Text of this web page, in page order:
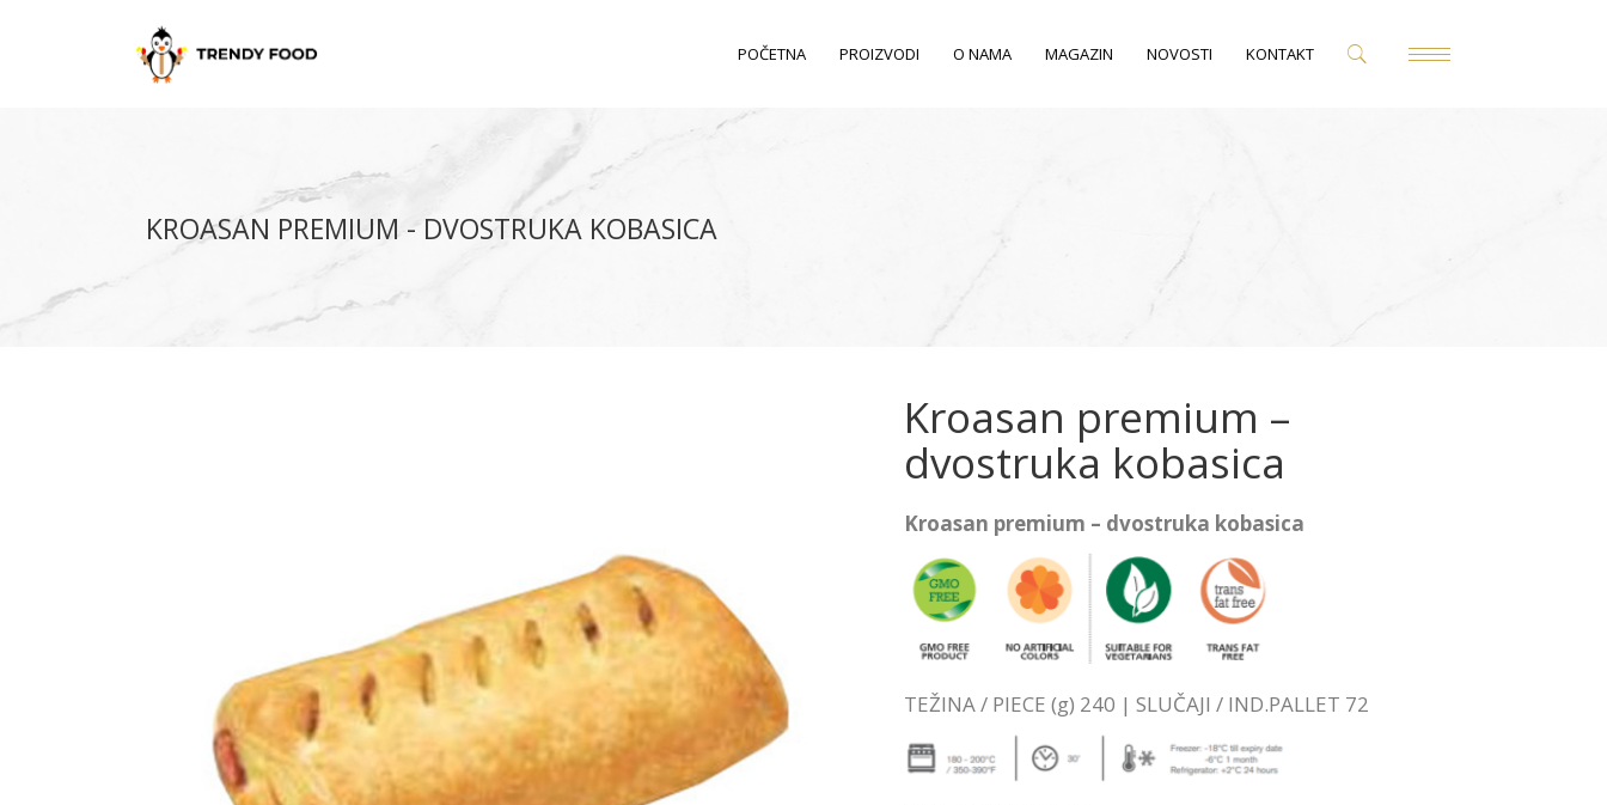
POČETNA PROIZVODI O NAMA MAGAZIN NOVOSTI KONTAKT
KROASAN PREMIUM - DVOSTRUKA KOBASICA
Kroasan premium –
dvostruka kobasica
Kroasan premium – dvostruka kobasica
TEŽINA / PIECE (g) 240 | SLUČAJI / IND.PALLET 72